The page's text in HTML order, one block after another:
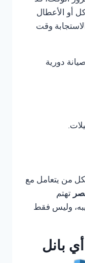
أو الأعطال
وقت
دورية
من يتعامل مع
تهتم
وليس فقط
بانل